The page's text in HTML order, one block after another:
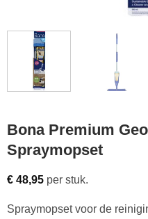
Bona Premium
Spraymopset
€48,95per stuk.
Spraymopset voor de